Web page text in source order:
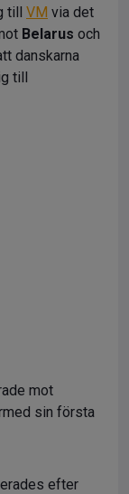
till VM via det
Belarus och
danskarna
till
mot
sin första
efter